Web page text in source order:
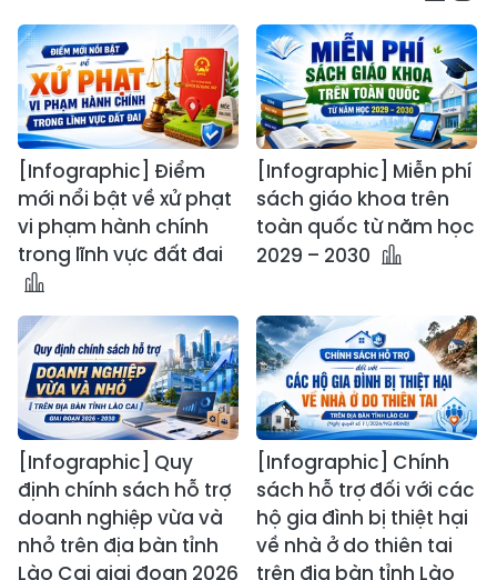
[Infographic] Điểm
mới nổi bật về xử phạt
vi phạm hành chính
trong lĩnh vực đất đai
[Infographic] Miễn phí
sách giáo khoa trên
toàn quốc từ năm học
2029 – 2030
[Infographic] Quy
định chính sách hỗ trợ
doanh nghiệp vừa và
nhỏ trên địa bàn tỉnh
Lào Cai giai đoạn 2026
[Infographic] Chính
sách hỗ trợ đối với các
hộ gia đình bị thiệt hại
về nhà ở do thiên tai
trên địa bàn tỉnh Lào